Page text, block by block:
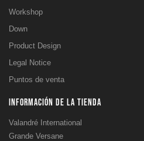
Workshop
Down
Product Design
Legal Notice
Puntos de venta
INFORMACIÓN DE LA TIENDA
Valandré International
Grande Versane